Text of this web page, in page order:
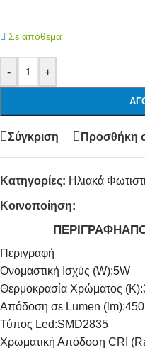
Σε απόθεμα
- +
Σύγκριση Προσθήκη
Κατηγορίες: Ηλιακά
Κοινοποίηση:
ΠΕΡΙΓΡΑΦΉ
Περιγραφή
Ονομαστική Ισχύς (W):5W
Θερμοκρασία Χρώματος (K):
Απόδοση σε Lumen (lm):
Τύπος Led:SMD2835
Χρωματική Απόδοση CRI